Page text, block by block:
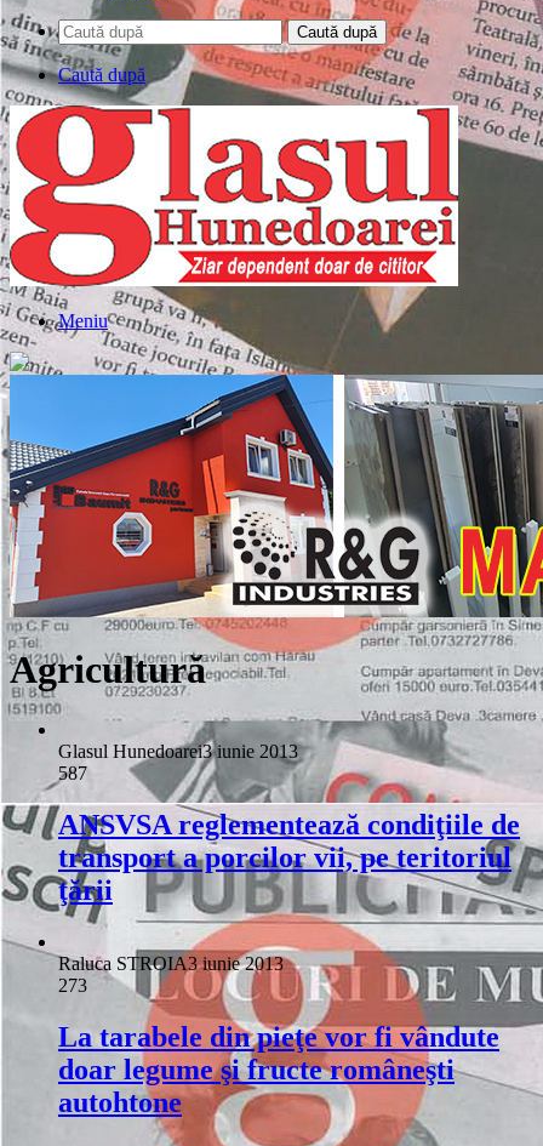
Caută după
Caută după
Meniu
Agricultură
Glasul Hunedoarei3 iunie 2013
587
ANSVSA reglementează condiţiile de
transport a porcilor vii, pe teritoriul
ţării
Raluca STROIA3 iunie 2013
273
La tarabele din pieţe vor fi vândute
doar legume şi fructe româneşti
autohtone